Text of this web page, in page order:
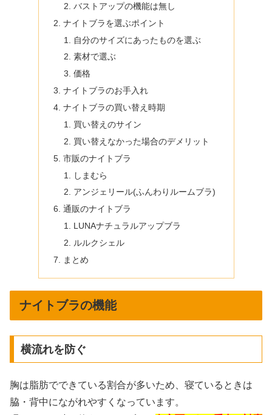
バストアップの機能は無し
ナイトブラを選ぶポイント
自分のサイズにあったものを選ぶ
素材で選ぶ
価格
ナイトブラのお手入れ
ナイトブラの買い替え時期
買い替えのサイン
買い替えなかった場合のデメリット
市販のナイトブラ
しまむら
アンジェリール(ふんわりルームブラ)
通販のナイトブラ
LUNAナチュラルアップブラ
ルルクシェル
まとめ
ナイトブラの機能
横流れを防ぐ
胸は脂肪でできている割合が多いため、寝ているときは
脇・背中にながれやすくなっています。